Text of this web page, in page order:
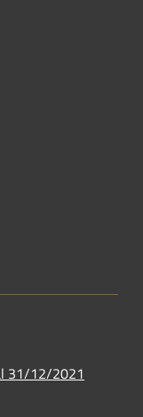
31/12/2021